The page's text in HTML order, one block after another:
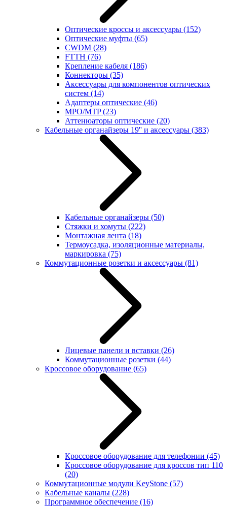
Оптические кроссы и аксессуары (152)
Оптические муфты (65)
CWDM (28)
FTTH (76)
Крепление кабеля (186)
Коннекторы (35)
Аксессуары для компонентов оптических
систем (14)
Адаптеры оптические (46)
MPO/MTP(23)
Аттенюаторы оптические (20)
Кабельные органайзеры 19'' и аксессуары (383)
Кабельные органайзеры (50)
Стяжки и хомуты (222)
Монтажная лента (18)
Термоусадка, изоляционные материалы,
маркировка (75)
Коммутационные розетки и аксессуары (81)
Лицевые панели и вставки (26)
Коммутационные розетки (44)
Кроссовое оборудование (65)
Кроссовое оборудование для телефонии (45)
Кроссовое оборудование для кроссов тип 110
(20)
Коммутационные модули KeyStone (57)
Кабельные каналы (228)
Программное обеспечение (16)